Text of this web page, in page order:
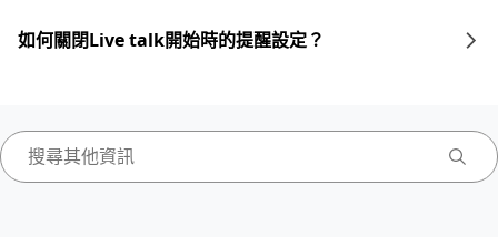
如何關閉Live talk開始時的提醒設定？